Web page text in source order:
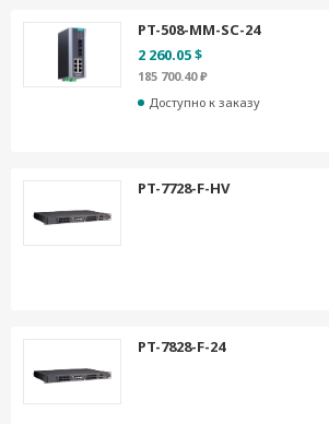
PT-508-MM-SC-24
2 260.05 $
185 700.40 ₽
Доступно к заказу
PT-7728-F-HV
PT-7828-F-24